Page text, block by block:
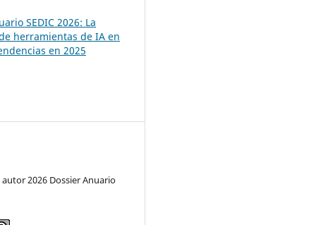
SEDIC 2026: La
herramientas de IA en
en 2025
2026 Dossier Anuario